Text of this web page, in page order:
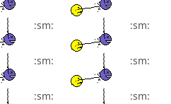
:sm: :sm:
:sm: :sm:
:sm: :sm: